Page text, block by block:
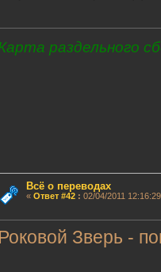
раздельного
Всё о переводах
« Ответ #42: 02/04/2011
Роковой Зверь -